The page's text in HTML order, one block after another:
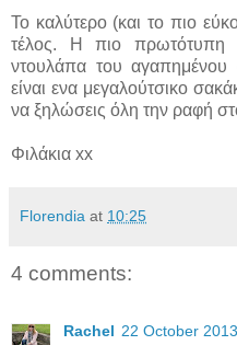
Το καλύτερο (και το πιο
τέλος. Η πιο πρωτότυπη
ντουλάπα του
είναι ενα μεγαλούτσικο
να ξηλώσεις όλη την ραφή
Φιλάκια xx
Florendia at 10:25
4 comments:
Rachel 22 October